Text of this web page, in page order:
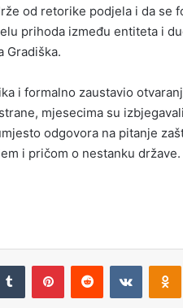
od retorike podjela i da se
prihoda između entiteta i
Gradiška.
i formalno zaustavio
mjesecima su
odgovora na pitanje
i pričom o nestanku